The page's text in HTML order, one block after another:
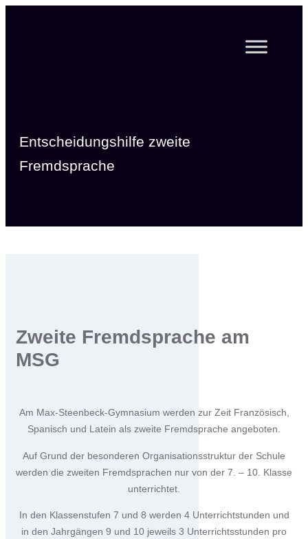
Entscheidungshilfe zweite
Fremdsprache
Zweite Fremdsprache am
MSG
Am Max-Steenbeck-Gymnasium werden zur Zeit Französisch,
Spanisch und Latein als zweite Fremdsprache angeboten.
Auf Grund der besonderen Organisationsstruktur der Schule
werden die zweiten Fremdsprachen nur von der 7. – 10. Klasse
unterrichtet.
In den Klassenstufen 7 und 8 werden 4 Unterrichtstunden und
in den Jahrgängen 9 und 10 jeweils 3 Unterrichtsstunden pro